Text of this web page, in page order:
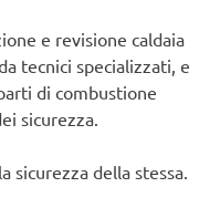
e revisione caldaia
tecnici specializzati, e
di combustione
sicurezza.
sicurezza della stessa.